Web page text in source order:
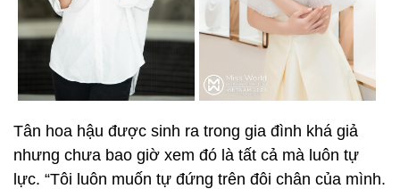
Tân hoa hậu được sinh ra trong gia đình khá giả
nhưng chưa bao giờ xem đó là tất cả mà luôn tự
lực. “Tôi luôn muốn tự đứng trên đôi chân của mình.